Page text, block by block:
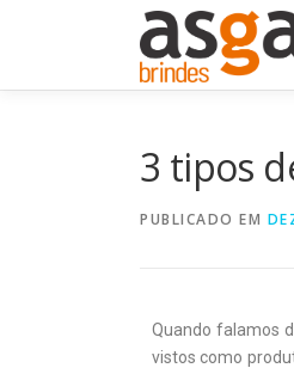
3 tipos
PUBLICADO EM
Quando falamos
vistos como